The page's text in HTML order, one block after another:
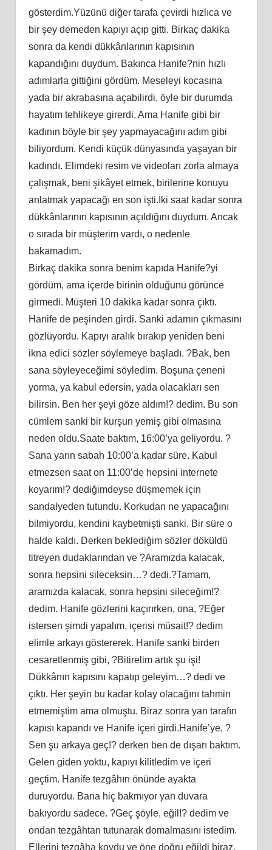
gösterdim.Yüzünü diğer tarafa çevirdi hızlıca ve
bir şey demeden kapıyı açıp gitti. Birkaç dakika
sonra da kendi dükkânlarının kapısının
kapandığını duydum. Bakınca Hanife?nin hızlı
adımlarla gittiğini gördüm. Meseleyi kocasına
yada bir akrabasına açabilirdi, öyle bir durumda
hayatım tehlikeye girerdi. Ama Hanife gibi bir
kadının böyle bir şey yapmayacağını adım gibi
biliyordum. Kendi küçük dünyasında yaşayan bir
kadındı. Elimdeki resim ve videoları zorla almaya
çalışmak, beni şikâyet etmek, birilerine konuyu
anlatmak yapacağı en son işti.İki saat kadar sonra
dükkânlarının kapısının açıldığını duydum. Ancak
o sırada bir müşterim vardı, o nedenle
bakamadım.
Birkaç dakika sonra benim kapıda Hanife?yi
gördüm, ama içerde birinin olduğunu görünce
girmedi. Müşteri 10 dakika kadar sonra çıktı.
Hanife de peşinden girdi. Sanki adamın çıkmasını
gözlüyordu. Kapıyı aralık bırakıp yeniden beni
ikna edici sözler söylemeye başladı. ?Bak, ben
sana söyleyeceğimi söyledim. Boşuna çeneni
yorma, ya kabul edersin, yada olacakları sen
bilirsin. Ben her şeyi göze aldım!? dedim. Bu son
cümlem sanki bir kurşun yemiş gibi olmasına
neden oldu.Saate baktım, 16:00’ya geliyordu. ?
Sana yarın sabah 10:00’a kadar süre. Kabul
etmezsen saat on 11:00’de hepsini internete
koyarım!? dediğimdeyse düşmemek için
sandalyeden tutundu. Korkudan ne yapacağını
bilmiyordu, kendini kaybetmişti sanki. Bir süre o
halde kaldı. Derken beklediğim sözler döküldü
titreyen dudaklarından ve ?Aramızda kalacak,
sonra hepsini sileceksin…? dedi.?Tamam,
aramızda kalacak, sonra hepsini sileceğim!?
dedim. Hanife gözlerini kaçırırken, ona, ?Eğer
istersen şimdi yapalım, içerisi müsait!? dedim
elimle arkayı göstererek. Hanife sanki birden
cesaretlenmiş gibi, ?Bitirelim artık şu işi!
Dükkânın kapısını kapatıp geleyim…? dedi ve
çıktı. Her şeyin bu kadar kolay olacağını tahmin
etmemiştim ama olmuştu. Biraz sonra yan tarafın
kapısı kapandı ve Hanife içeri girdi.Hanife’ye, ?
Sen şu arkaya geç!? derken ben de dışarı baktım.
Gelen giden yoktu, kapıyı kilitledim ve içeri
geçtim. Hanife tezgâhın önünde ayakta
duruyordu. Bana hiç bakmıyor yan duvara
bakıyordu sadece. ?Geç şöyle, eğil!? dedim ve
ondan tezgâhtan tutunarak domalmasını istedim.
Ellerini tezgâha koydu ve öne doğru eğildi biraz.